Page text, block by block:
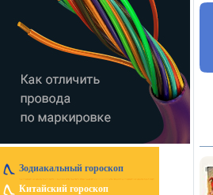
Зодиакальный гороскоп
Китайский гороскоп